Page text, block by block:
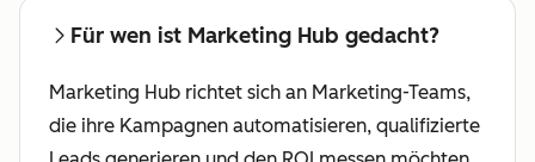
Für wen ist Marketing Hub gedacht?
Marketing Hub richtet sich an Marketing-Teams,
die ihre Kampagnen automatisieren, qualifizierte